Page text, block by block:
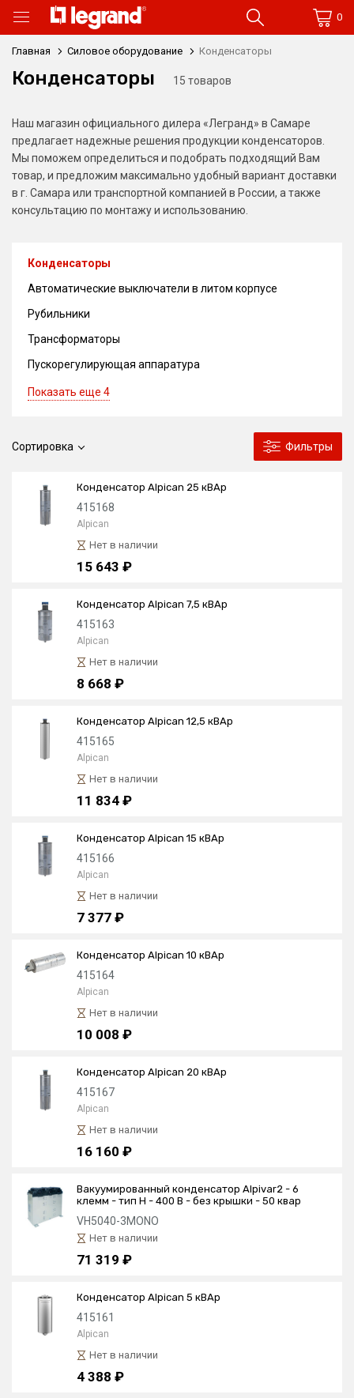
0
Главная Силовое оборудование Конденсаторы
Конденсаторы 15 товаров
Наш магазин официального дилера «Легранд» в Самаре
предлагает надежные решения продукции конденсаторов.
Мы поможем определиться и подобрать подходящий Вам
товар, и предложим максимально удобный вариант доставки
в г. Самара или транспортной компанией в России, а также
консультацию по монтажу и использованию.
Сортировка Фильтры
Конденсатор Alpican 25 кВАр
415168
Alpican
Нет в наличии
15 643 ₽
Конденсатор Alpican 7,5 кВАр
415163
Alpican
Нет в наличии
8 668 ₽
Конденсатор Alpican 12,5 кВАр
415165
Alpican
Нет в наличии
11 834 ₽
Конденсатор Alpican 15 кВАр
415166
Alpican
Нет в наличии
7 377 ₽
Конденсатор Alpican 10 кВАр
415164
Alpican
Нет в наличии
10 008 ₽
Конденсатор Alpican 20 кВАр
415167
Alpican
Нет в наличии
16 160 ₽
Вакуумированный конденсатор Alpivar2 - 6
клемм - тип Н - 400 В - без крышки - 50 квар
VH5040-3MONO
Нет в наличии
71 319 ₽
Конденсатор Alpican 5 кВАр
415161
Alpican
Нет в наличии
4 388 ₽
Конденсаторы
Автоматические выключатели в литом корпусе
Рубильники
Трансформаторы
Пускорегулирующая аппаратура
Показать еще 4